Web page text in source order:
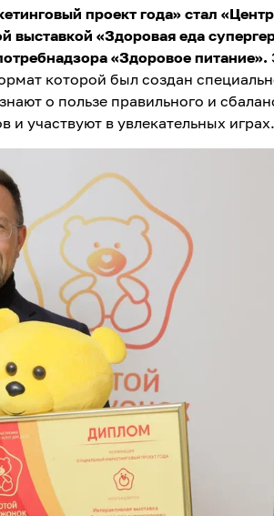
проект года» стал
выставкой «Здоровая еда
«Здоровое питание».
которой был создан
о пользе правильного и
участвуют в увлекательных играх.